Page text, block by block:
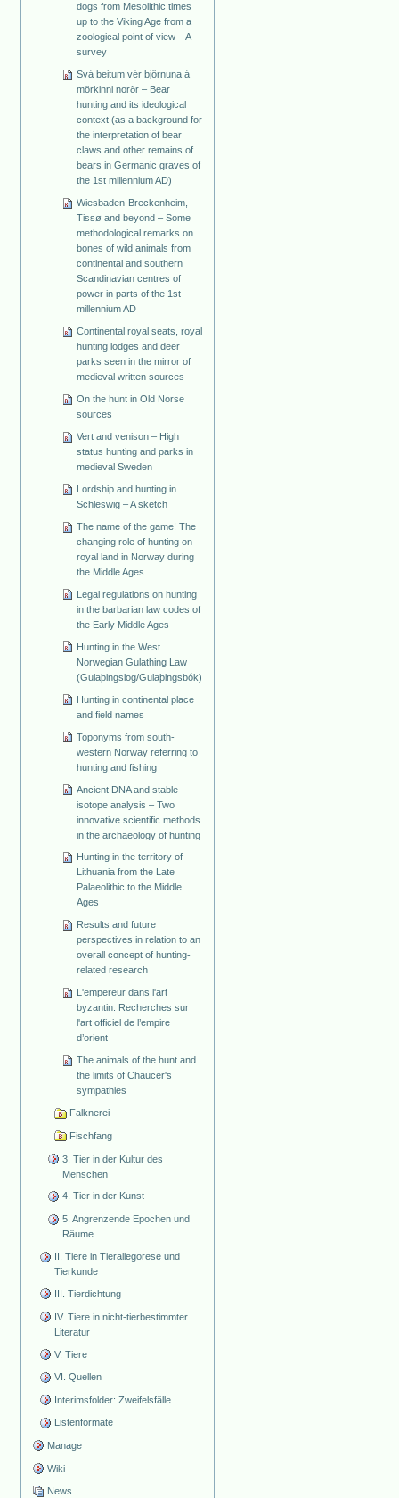
dogs from Mesolithic times
up to the Viking Age from a
zoological point of view – A
survey
Svá beitum vér björnuna á
mörkinni norðr – Bear
hunting and its ideological
context (as a background for
the interpretation of bear
claws and other remains of
bears in Germanic graves of
the 1st millennium AD)
Wiesbaden-Breckenheim,
Tissø and beyond – Some
methodological remarks on
bones of wild animals from
continental and southern
Scandinavian centres of
power in parts of the 1st
millennium AD
Continental royal seats, royal
hunting lodges and deer
parks seen in the mirror of
medieval written sources
On the hunt in Old Norse
sources
Vert and venison – High
status hunting and parks in
medieval Sweden
Lordship and hunting in
Schleswig – A sketch
The name of the game! The
changing role of hunting on
royal land in Norway during
the Middle Ages
Legal regulations on hunting
in the barbarian law codes of
the Early Middle Ages
Hunting in the West
Norwegian Gulathing Law
(Gulaþingslog/Gulaþingsbók)
Hunting in continental place
and field names
Toponyms from south-
western Norway referring to
hunting and fishing
Ancient DNA and stable
isotope analysis – Two
innovative scientific methods
in the archaeology of hunting
Hunting in the territory of
Lithuania from the Late
Palaeolithic to the Middle
Ages
Results and future
perspectives in relation to an
overall concept of hunting-
related research
L'empereur dans l'art
byzantin. Recherches sur
l'art officiel de l’empire
d’orient
The animals of the hunt and
the limits of Chaucer's
sympathies
Falknerei
Fischfang
3. Tier in der Kultur des
Menschen
4. Tier in der Kunst
5. Angrenzende Epochen und
Räume
II. Tiere in Tierallegorese und
Tierkunde
III. Tierdichtung
IV. Tiere in nicht-tierbestimmter
Literatur
V. Tiere
VI. Quellen
Interimsfolder: Zweifelsfälle
Listenformate
Manage
Wiki
News